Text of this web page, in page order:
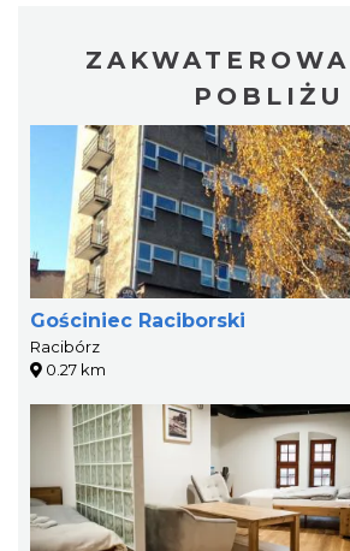
POBLIŻU
Gościniec Raciborski
Racibórz
0.27 km